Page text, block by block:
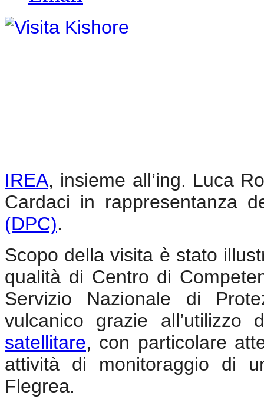
IREA, insieme all’ing. Luca
Cardaci in rappresentanza
(DPC).
Scopo della visita è stato
qualità di Centro di
Servizio Nazionale di
vulcanico grazie
satellitare, con particolare
attività di monitoraggio di
Flegrea.